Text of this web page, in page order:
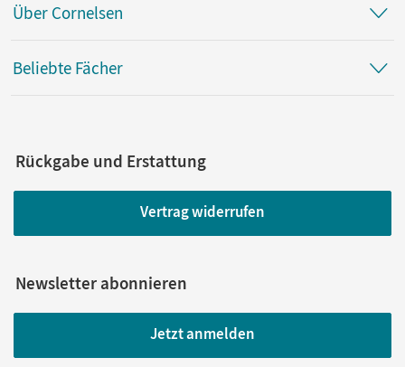
Über Cornelsen
Beliebte Fächer
Rückgabe und Erstattung
Vertrag widerrufen
Newsletter abonnieren
Jetzt anmelden